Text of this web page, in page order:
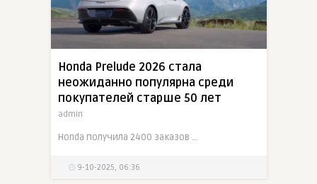
Honda Prelude 2026 стала
неожиданно популярна среди
покупателей старше 50 лет
admin
Honda получила 2400 заказов на новый Prelude вместо ожидаемых 300. Большинство покупателей — мужчины и женщины 50–60 лет, вспоминающие легендарные поколения купе из 80-х и 90-х
9-10-2025, 06:36